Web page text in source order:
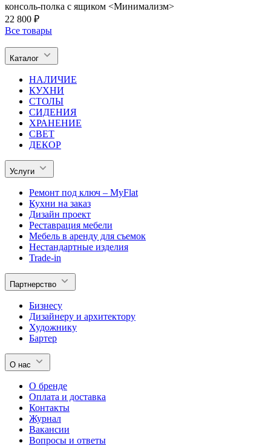
консоль-полка с ящиком <Минимализм>
22 800 ₽
Все товары
Каталог
НАЛИЧИЕ
КУХНИ
СТОЛЫ
СИДЕНИЯ
ХРАНЕНИЕ
СВЕТ
ДЕКОР
Услуги
Ремонт под ключ – MyFlat
Кухни на заказ
Дизайн проект
Реставрация мебели
Мебель в аренду для съемок
Нестандартные изделия
Trade-in
Партнерство
Бизнесу
Дизайнеру и архитектору
Художнику
Бартер
О нас
О бренде
Оплата и доставка
Контакты
Журнал
Вакансии
Вопросы и ответы